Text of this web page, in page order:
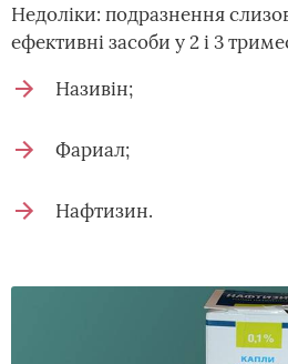
Недоліки: подразнення
ефективні засоби у 2 і 3
Називін;
Фариал;
Нафтизин.